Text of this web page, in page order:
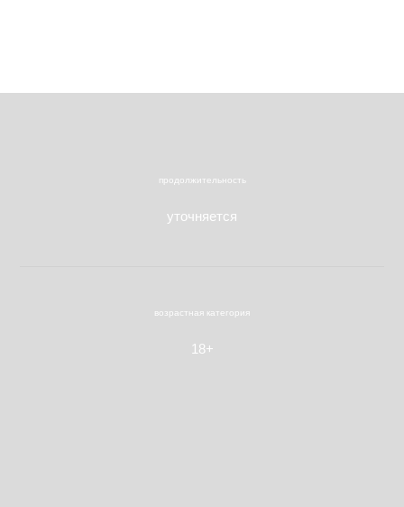
продолжительность
уточняется
возрастная категория
18+